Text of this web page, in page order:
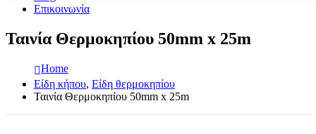
Επικοινωνία
Ταινία Θερμοκηπίου 50mm x 25m
Home
Είδη κήπου, Είδη θερμοκηπίου
Ταινία Θερμοκηπίου 50mm x 25m